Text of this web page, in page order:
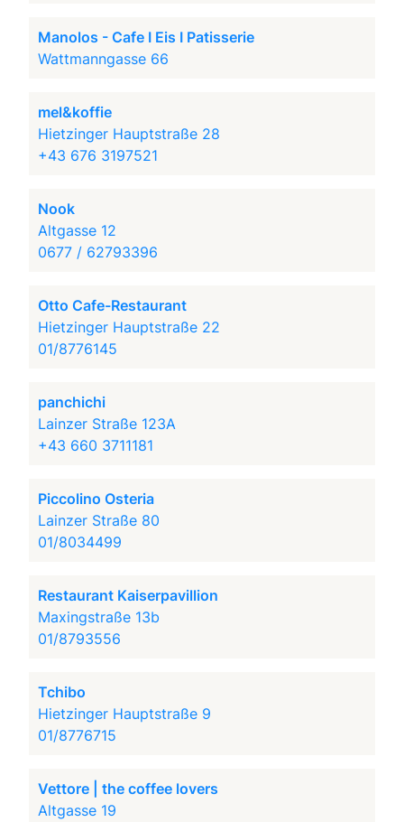
Manolos - Cafe I Eis I Patisserie
Wattmanngasse 66
mel&koffie
Hietzinger Hauptstraße 28
+43 676 3197521
Nook
Altgasse 12
0677 / 62793396
Otto Cafe-Restaurant
Hietzinger Hauptstraße 22
01/8776145
panchichi
Lainzer Straße 123A
+43 660 3711181
Piccolino Osteria
Lainzer Straße 80
01/8034499
Restaurant Kaiserpavillion
Maxingstraße 13b
01/8793556
Tchibo
Hietzinger Hauptstraße 9
01/8776715
Vettore | the coffee lovers
Altgasse 19